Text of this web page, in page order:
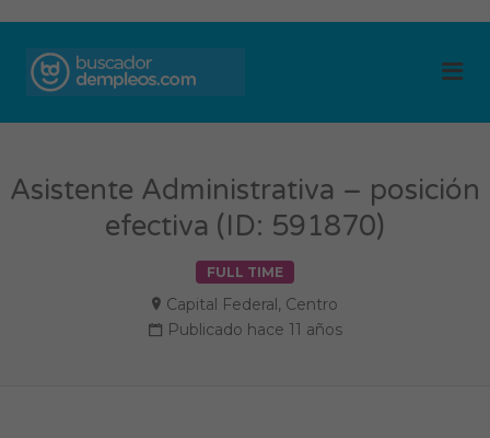
Asistente Administrativa – posición
efectiva (ID: 591870)
FULL TIME
Capital Federal, Centro
Publicado hace 11 años